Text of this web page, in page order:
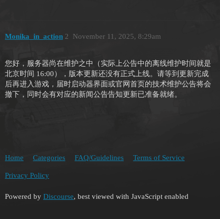
Monika_in_action November 11, 2025, 8:29am
2
您好，服务器尚在维护之中（实际上公告中的离线维护时间就是
北京时间 16:00），版本更新还没有正式上线。请等到更新完成
后再进入游戏，届时启动器界面或官网首页的技术维护公告将会
撤下，同时会有对应的新闻公告告知更新已准备就绪。
Home Categories FAQ/Guidelines Terms of Service
Privacy Policy
Powered by Discourse, best viewed with JavaScript enabled